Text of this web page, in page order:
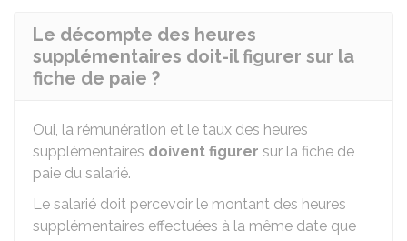
Le décompte des heures
supplémentaires doit-il figurer sur la
fiche de paie ?
Oui, la rémunération et le taux des heures
supplémentaires doivent figurer sur la fiche de
paie du salarié.
Le salarié doit percevoir le montant des heures
supplémentaires effectuées à la même date que